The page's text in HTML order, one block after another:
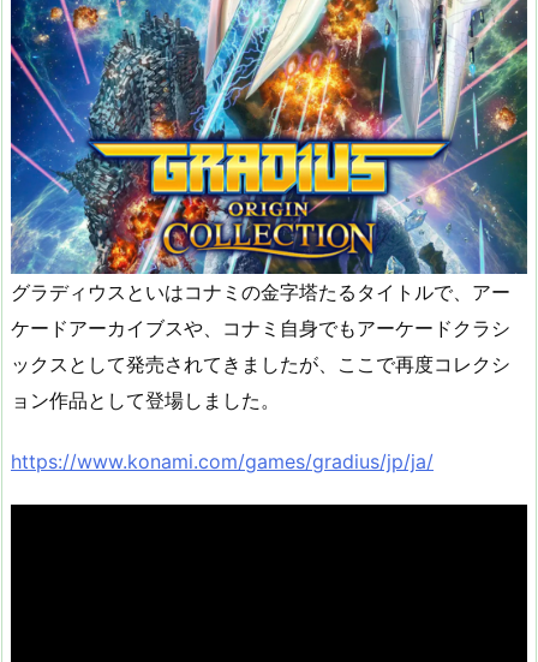
グラディウスといはコナミの金字塔たるタイトルで、アー
ケードアーカイブスや、コナミ自身でもアーケードクラシ
ックスとして発売されてきましたが、ここで再度コレクシ
ョン作品として登場しました。
https://www.konami.com/games/gradius/jp/ja/